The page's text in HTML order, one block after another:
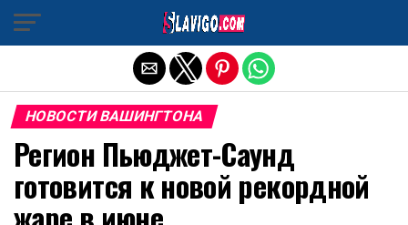
НОВОСТИ ВАШИНГТОНА
Регион Пьюджет-Саунд
готовится к новой рекордной
Exit mobile version